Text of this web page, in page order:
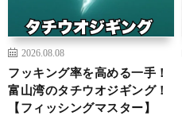
2026.08.08
フッキング率を高める一手！
富山湾のタチウオジギング！
【フィッシングマスター】